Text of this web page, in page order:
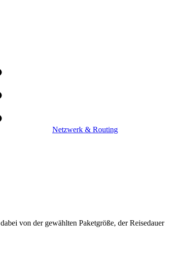
Netzwerk & Routing
von der gewählten Paketgröße, der Reisedauer